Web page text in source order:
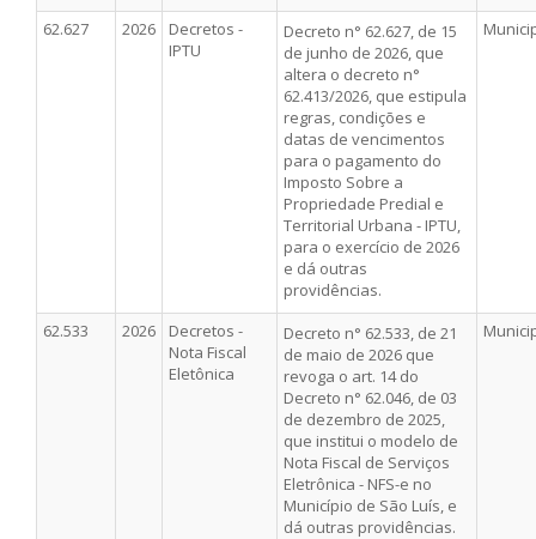
62.627 2026
Decretos -
IPTU
Decreto n° 62.627, de 15
de junho de 2026, que
altera o decreto n°
62.413/2026, que estipula
regras, condições e
datas de vencimentos
para o pagamento do
Imposto Sobre a
Propriedade Predial e
Territorial Urbana - IPTU,
para o exercício de 2026
e dá outras
providências.
62.533 2026
Decretos -
Nota Fiscal
Eletônica
Decreto n° 62.533, de 21
de maio de 2026 que
revoga o art. 14 do
Decreto n° 62.046, de 03
de dezembro de 2025,
que institui o modelo de
Nota Fiscal de Serviços
Eletrônica - NFS-e no
Município de São Luís, e
dá outras providências.